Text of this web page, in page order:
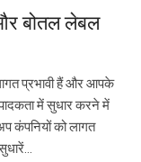
बोतल लेबल
प्रभावी हैं और आपके
में सुधार करने में
कंपनियों को लागत